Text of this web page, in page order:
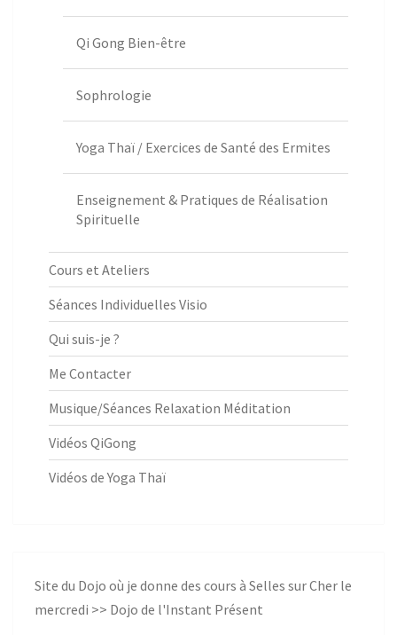
Qi Gong Bien-être
Sophrologie
Yoga Thaï / Exercices de Santé des Ermites
Enseignement & Pratiques de Réalisation
Spirituelle
Cours et Ateliers
Séances Individuelles Visio
Qui suis-je ?
Me Contacter
Musique/Séances Relaxation Méditation
Vidéos QiGong
Vidéos de Yoga Thaï
Site du Dojo où je donne des cours à Selles sur Cher le
mercredi >> Dojo de l'Instant Présent